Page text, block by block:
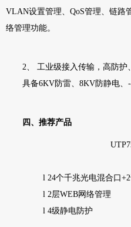
VLAN设置管理、 QoS管理、链路
络管理功能。
2、
工业级接入传输，高防护
具备6KV防雷、 8KV防静电、
四、推荐产品
l 24个千兆光电混合口 +2
l 2层WEB网络管理
l 4级静电防护